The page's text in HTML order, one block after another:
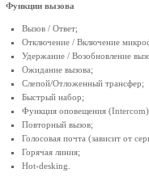
Функции вызова
Вызов / Ответ;
Отключение / Включение
Удержание / Возобновление
Ожидание вызова;
Слепой/
Быстрый набор;
Функция
Повторный вызов;
Голосовая почта (зависит от
Горячая линия;
Hot-desking.